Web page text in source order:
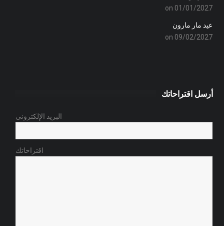
on 01/01/2027
عيد مار مارون
on 09/02/2027
أرسل اقتراحاتك
البريد الإلكتروني
اقتراحاتك